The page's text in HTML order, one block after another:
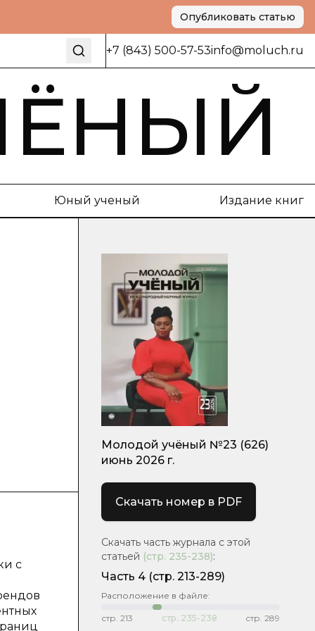
Опубликовать статью
+7 (843) 500-57-53info@moluch.ru
Юный ученый Издание книг
с
Молодой учёный №23 (626)
июнь 2026 г.
Скачать номер в PDF
Скачать часть журнала с этой
статьей (стр. 235-238):
Часть 4 (стр. 213-289)
Расположение в файле:
стр. 213 стр. 235-238 стр. 289